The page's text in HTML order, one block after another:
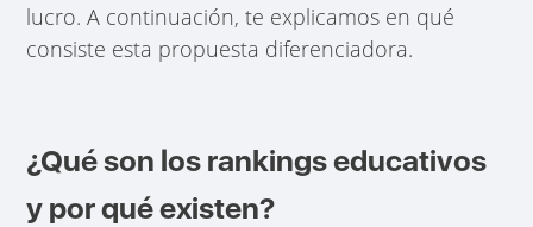
lucro. A continuación, te explicamos en qué
consiste esta propuesta diferenciadora.
¿Qué son los rankings educativos
y por qué existen?